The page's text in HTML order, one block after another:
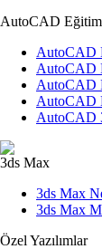
AutoCAD
AutoCAD
AutoCAD
AutoCAD
AutoCAD
AutoCAD
3ds Max
3ds Max
3ds Max
Özel Yazılımlar